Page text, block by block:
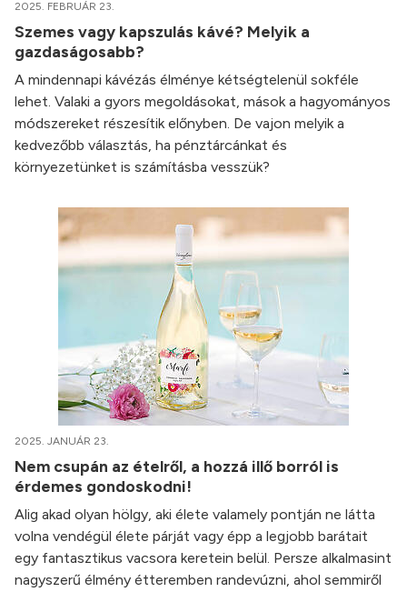
2025. FEBRUÁR 23.
Szemes vagy kapszulás kávé? Melyik a
gazdaságosabb?
A mindennapi kávézás élménye kétségtelenül sokféle
lehet. Valaki a gyors megoldásokat, mások a hagyományos
módszereket részesítik előnyben. De vajon melyik a
kedvezőbb választás, ha pénztárcánkat és
környezetünket is számításba vesszük?
2025. JANUÁR 23.
Nem csupán az ételről, a hozzá illő borról is
érdemes gondoskodni!
Alig akad olyan hölgy, aki élete valamely pontján ne látta
volna vendégül élete párját vagy épp a legjobb barátait
egy fantasztikus vacsora keretein belül. Persze alkalmasint
nagyszerű élmény étteremben randevúzni, ahol semmiről